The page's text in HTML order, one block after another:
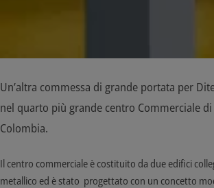
Un’altra commessa di grande portata per
nel quarto più grande centro Commerciale
Colombia.
Il centro commerciale è costituito da due edifici
metallico ed è stato progettato con un concetto